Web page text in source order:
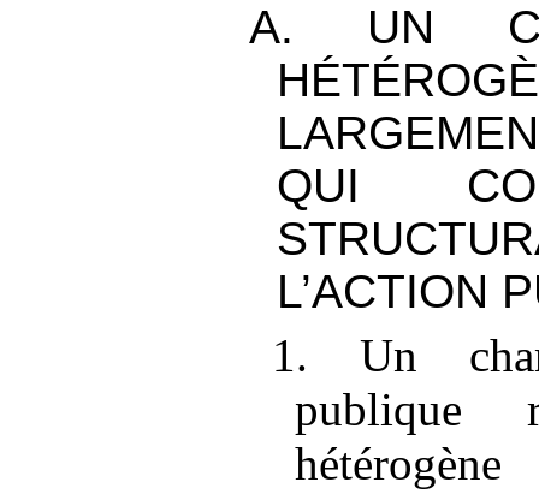
A. UN
QUI
L’ACTION
1. Un
publique
hétérogène